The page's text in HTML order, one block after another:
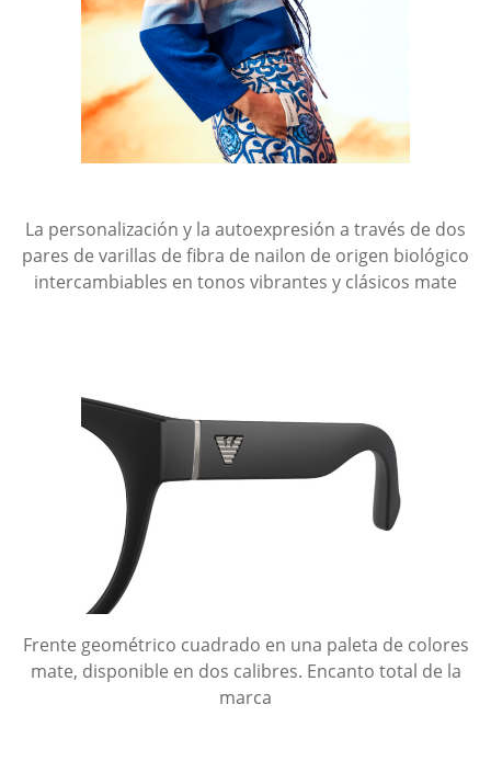
La personalización y la autoexpresión a través de dos
pares de varillas de fibra de nailon de origen biológico
intercambiables en tonos vibrantes y clásicos mate
Frente geométrico cuadrado en una paleta de colores
mate, disponible en dos calibres. Encanto total de la
marca